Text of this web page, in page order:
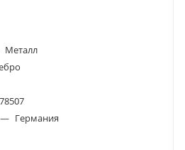
Металл
— Германия